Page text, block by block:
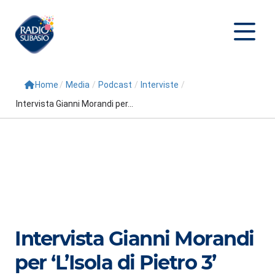
Cerca
Conduttori
Repliche
Home / Media / Podcast / Interviste /
Intervista Gianni Morandi per...
Intervista Gianni Morandi
per ‘L’Isola di Pietro 3’